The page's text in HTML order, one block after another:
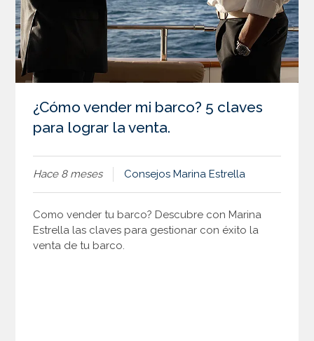
¿Cómo vender mi barco? 5 claves
para lograr la venta.
Hace 8 meses Consejos Marina Estrella
Como vender tu barco? Descubre con Marina
Estrella las claves para gestionar con éxito la
venta de tu barco.